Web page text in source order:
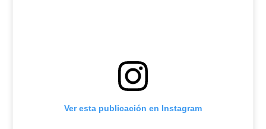
Ver esta publicación en Instagram